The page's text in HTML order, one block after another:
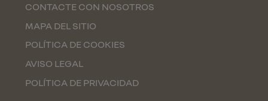
CONTACTE CON NOSOTROS
MAPA DEL SITIO
POLÍTICA DE COOKIES
AVISO LEGAL
POLÍTICA DE PRIVACIDAD